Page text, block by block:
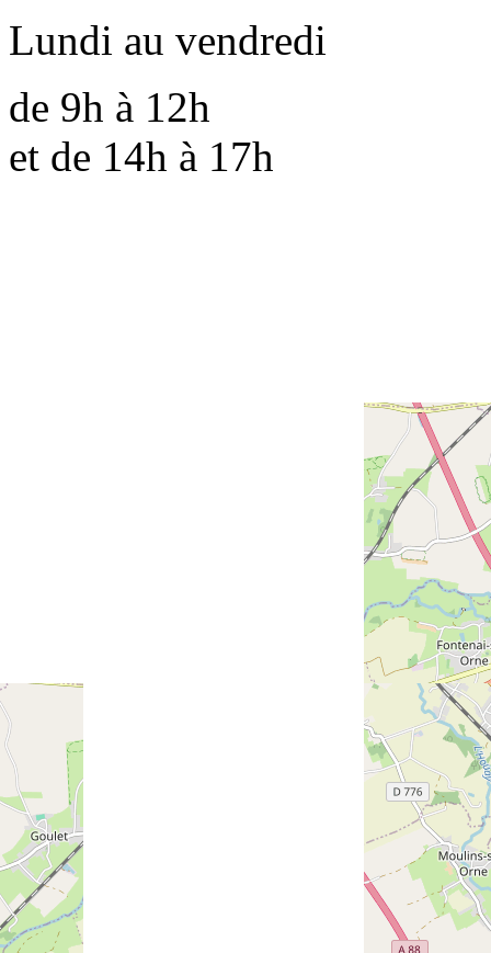
Lundi au vendredi
de 9h à 12h
et de 14h à 17h